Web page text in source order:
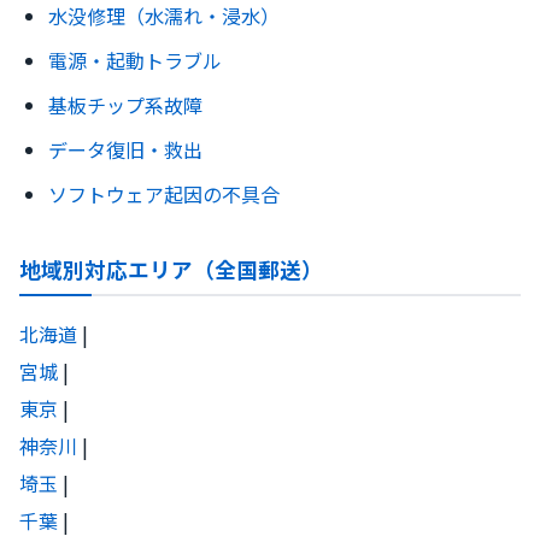
水没修理（水濡れ・浸水）
電源・起動トラブル
基板チップ系故障
データ復旧・救出
ソフトウェア起因の不具合
地域別対応エリア（全国郵送）
北海道 |
宮城 |
東京 |
神奈川 |
埼玉 |
千葉 |